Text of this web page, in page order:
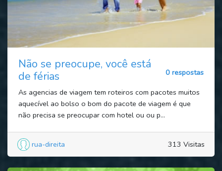
Não se preocupe, você está
de férias
0 respostas
As agencias de viagem tem roteiros com pacotes muitos
aquecível ao bolso o bom do pacote de viagem é que
não precisa se preocupar com hotel ou ou p...
rua-direita 313 Visitas